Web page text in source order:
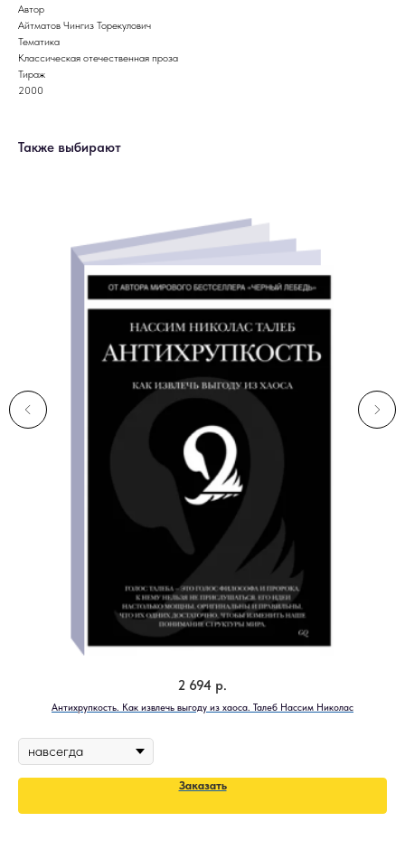
Автор
Айтматов Чингиз Торекулович
Тематика
Классическая отечественная проза
Тираж
2000
Также выбирают
Антихрупкость. Как извлечь выгоду из хаоса. Талеб Нассим Николас
2 694 р.
Заказать